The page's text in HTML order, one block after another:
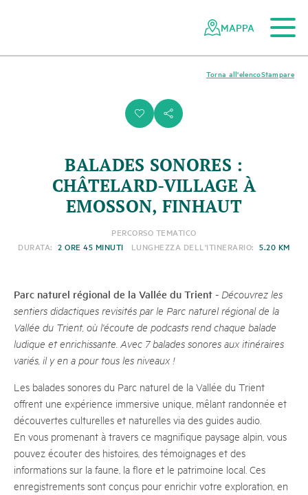
dei
MAPPA
i s
Stampare
Torna all'elenco
BALADES SONORES :
CHÂTELARD-VILLAGE À
EMOSSON, FINHAUT
PERCORSO TEMATICO
DURATA: 2 ORE 45 MINUTI LUNGHEZZA DELL'ITINERARIO: 5.20 KM
Parc naturel régional de la Vallée du Trient - Découvrez les
sentiers didactiques revisités par le Parc naturel régional de la
Vallée du Trient, où l'écoute de podcasts rend chaque balade
ludique et enrichissante. Avec 7 balades sonores aux itinéraires
variés, il y en a pour tous les niveaux !
Les balades sonores du Parc naturel de la Vallée du Trient
offrent une expérience immersive unique, mêlant randonnée et
découvertes culturelles et naturelles via des guides audio.
En vous promenant à travers ce magnifique paysage alpin, vous
pouvez écouter des histoires, des témoignages et des
informations sur la faune, la flore et le patrimoine local. Ces
enregistrements sont conçus pour enrichir votre exploration, en